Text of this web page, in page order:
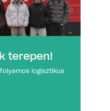
terepen!
logisztikus